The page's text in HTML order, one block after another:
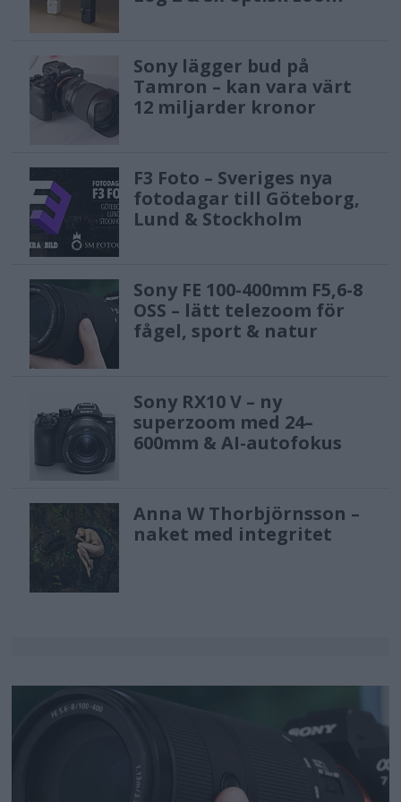
Sony lägger bud på
Tamron – kan vara värt
12 miljarder kronor
F3 Foto – Sveriges nya
fotodagar till Göteborg,
Lund & Stockholm
Sony FE 100-400mm F5,6-8
OSS – lätt telezoom för
fågel, sport & natur
Sony RX10 V – ny
superzoom med 24–
600mm & AI-autofokus
Anna W Thorbjörnsson –
naket med integritet